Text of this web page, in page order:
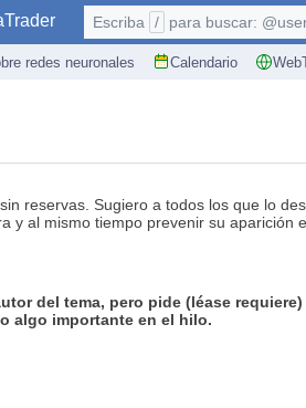
redes neuronales Calendario
Escriba / para buscar:
reservas. Sugiero a todos los que lo
y al mismo tiempo prevenir su aparición
del tema, pero pide (léase
algo importante en el hilo.